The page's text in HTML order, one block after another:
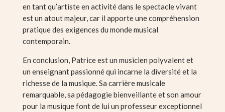
en tant qu’artiste en activité dans le spectacle vivant
est un atout majeur, car il apporte une compréhension
pratique des exigences du monde musical
contemporain.
En conclusion, Patrice est un musicien polyvalent et
un enseignant passionné qui incarne la diversité et la
richesse de la musique. Sa carrière musicale
remarquable, sa pédagogie bienveillante et son amour
pour la musique font de lui un professeur exceptionnel